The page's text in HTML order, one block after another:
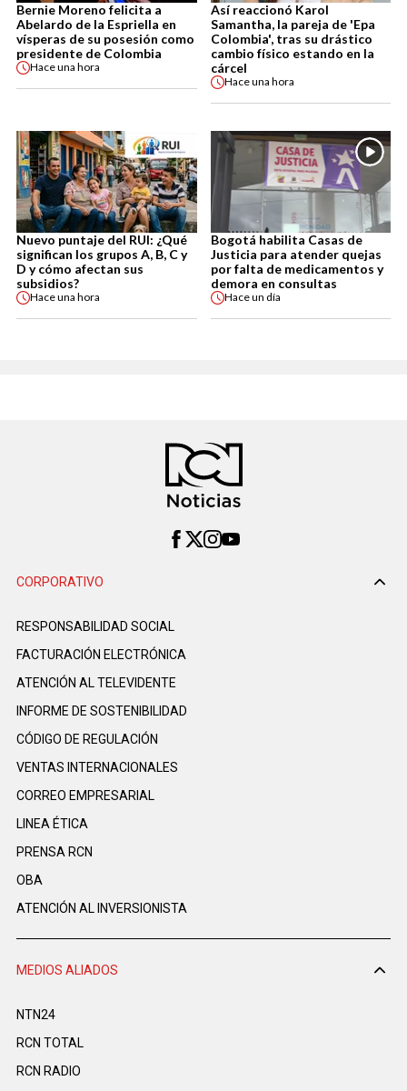
Bernie Moreno felicita a
Abelardo de la Espriella en
vísperas de su posesión como
presidente de Colombia
Haceuna hora
Así reaccionó Karol
Samantha, la pareja de 'Epa
Colombia', tras su drástico
cambio físico estando en la
cárcel
Haceuna hora
Nuevo puntaje del RUI: ¿Qué
significan los grupos A, B, C y
D y cómo afectan sus
subsidios?
Haceuna hora
Bogotá habilita Casas de
Justicia para atender quejas
por falta de medicamentos y
demora en consultas
Haceun día
CORPORATIVO
RESPONSABILIDAD SOCIAL
FACTURACIÓN ELECTRÓNICA
ATENCIÓN AL TELEVIDENTE
INFORME DE SOSTENIBILIDAD
CÓDIGO DE REGULACIÓN
VENTAS INTERNACIONALES
CORREO EMPRESARIAL
LINEA ÉTICA
PRENSA RCN
OBA
ATENCIÓN AL INVERSIONISTA
MEDIOS ALIADOS
NTN24
RCN TOTAL
RCN RADIO